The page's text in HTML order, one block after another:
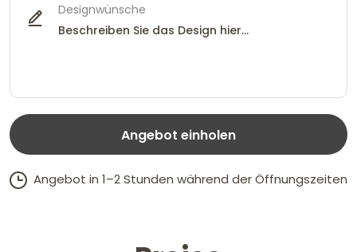
Designwünsche
Angebot einholen
Angebot in 1–2 Stunden während der Öffnungszeiten